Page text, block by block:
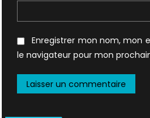
Enregistrer mon nom, mon
le navigateur pour mon